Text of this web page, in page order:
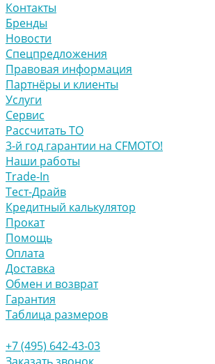
Контакты
Бренды
Новости
Спецпредложения
Правовая информация
Партнёры и клиенты
Услуги
Сервис
Рассчитать ТО
3-й год гарантии на CFMOTO!
Наши работы
Trade-In
Тест-Драйв
Кредитный калькулятор
Прокат
Помощь
Оплата
Доставка
Обмен и возврат
Гарантия
Таблица размеров
+7 (495) 642-43-03